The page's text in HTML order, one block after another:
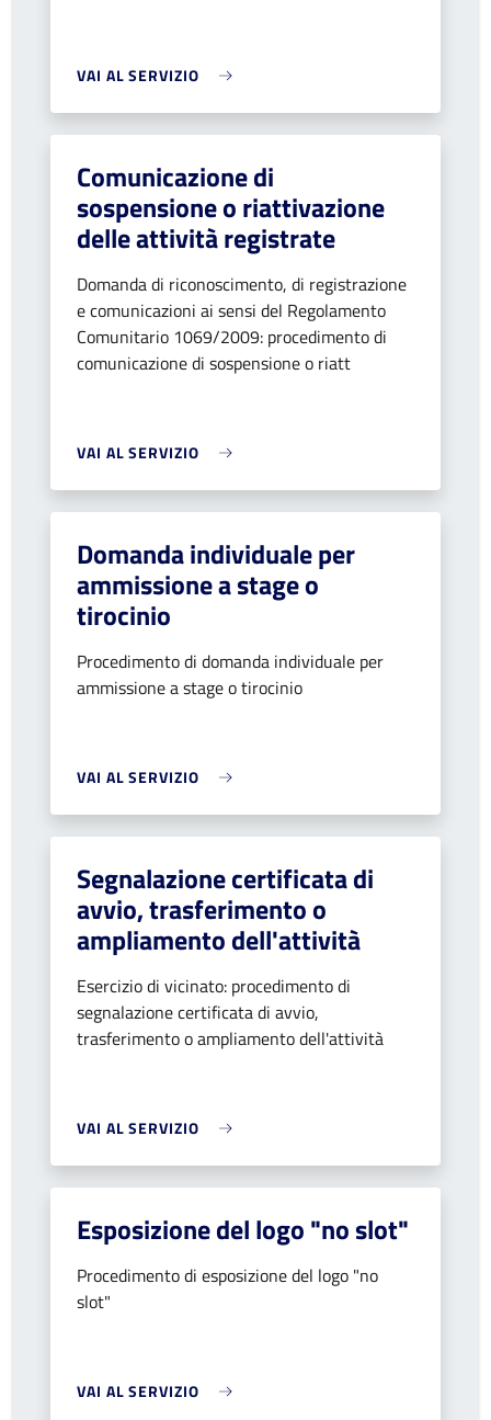
VAI AL SERVIZIO
Comunicazione di
sospensione o riattivazione
delle attività registrate
Domanda di riconoscimento, di registrazione
e comunicazioni ai sensi del Regolamento
Comunitario 1069/2009: procedimento di
comunicazione di sospensione o riatt
VAI AL SERVIZIO
Domanda individuale per
ammissione a stage o
tirocinio
Procedimento di domanda individuale per
ammissione a stage o tirocinio
VAI AL SERVIZIO
Segnalazione certificata di
avvio, trasferimento o
ampliamento dell'attività
Esercizio di vicinato: procedimento di
segnalazione certificata di avvio,
trasferimento o ampliamento dell'attività
VAI AL SERVIZIO
Esposizione del logo "no slot"
Procedimento di esposizione del logo "no
slot"
VAI AL SERVIZIO